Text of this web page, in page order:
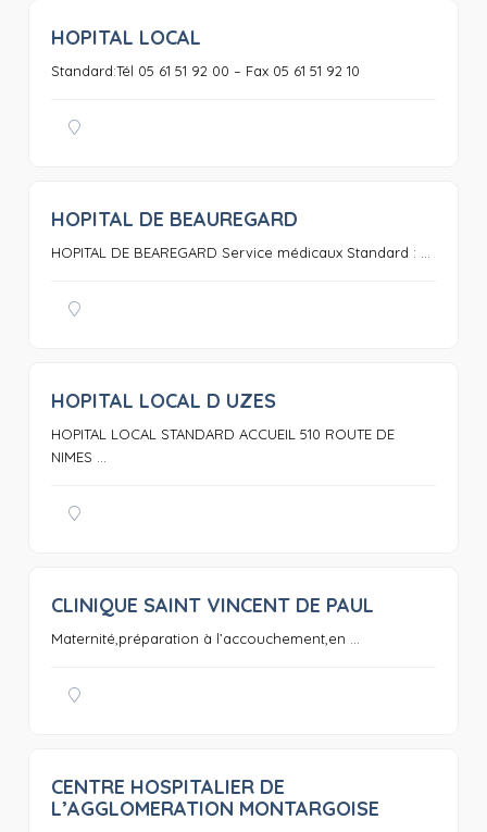
HOPITAL LOCAL
Standard:Tél 05 61 51 92 00 – Fax 05 61 51 92 10
HOPITAL DE BEAUREGARD
HOPITAL DE BEAREGARD Service médicaux Standard : ...
HOPITAL LOCAL D UZES
HOPITAL LOCAL STANDARD ACCUEIL 510 ROUTE DE
NIMES ...
CLINIQUE SAINT VINCENT DE PAUL
Maternité,préparation à l’accouchement,en ...
CENTRE HOSPITALIER DE
L’AGGLOMERATION MONTARGOISE